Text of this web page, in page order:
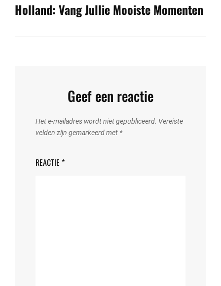
Holland: Vang Jullie Mooiste Momenten
Geef een reactie
Het e-mailadres wordt niet gepubliceerd. Vereiste
velden zijn gemarkeerd met *
REACTIE *